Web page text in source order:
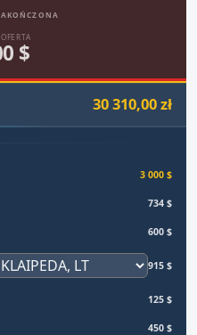
$
30 310,00 zł
3 000 $
734 $
600 $
915 $
125 $
450 $